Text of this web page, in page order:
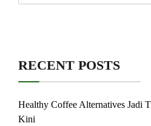
RECENT POSTS
Healthy Coffee Alternatives Jadi
Kini